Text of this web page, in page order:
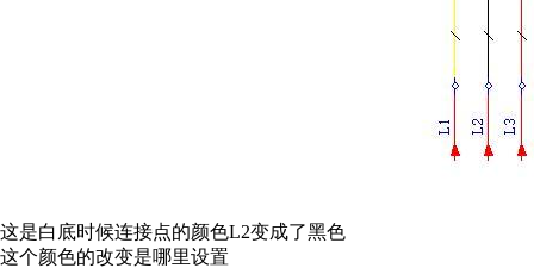
这是白底时候连接点的颜色L2变成了黑色
这个颜色的改变是哪里设置